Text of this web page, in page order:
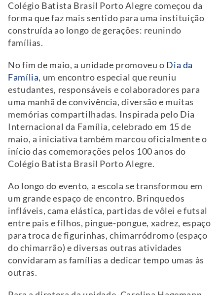
Colégio Batista Brasil Porto Alegre começou da
forma que faz mais sentido para uma instituição
construída ao longo de gerações: reunindo
famílias.
No fim de maio, a unidade promoveu o Dia da
Família, um encontro especial que reuniu
estudantes, responsáveis e colaboradores para
uma manhã de convivência, diversão e muitas
memórias compartilhadas. Inspirada pelo Dia
Internacional da Família, celebrado em 15 de
maio, a iniciativa também marcou oficialmente o
início das comemorações pelos 100 anos do
Colégio Batista Brasil Porto Alegre.
Ao longo do evento, a escola se transformou em
um grande espaço de encontro. Brinquedos
infláveis, cama elástica, partidas de vôlei e futsal
entre pais e filhos, pingue-pongue, xadrez, espaço
para troca de figurinhas, chimarródromo (espaço
do chimarrão) e diversas outras atividades
convidaram as famílias a dedicar tempo umas às
outras.